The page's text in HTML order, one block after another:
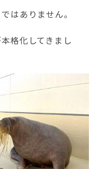
はありません。
格化してきまし